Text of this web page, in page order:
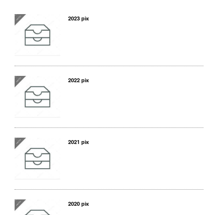
2023 рік
2022 рік
2021 рік
2020 рік